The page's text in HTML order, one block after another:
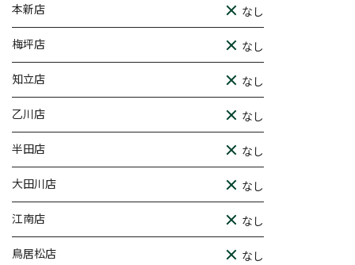
本新店 なし
梅坪店 なし
知立店 なし
乙川店 なし
半田店 なし
大田川店 なし
江南店 なし
鳥居松店 なし